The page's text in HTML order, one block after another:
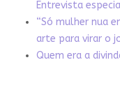
Entrevista
“Só mulher nua
arte para virar o
Quem era a